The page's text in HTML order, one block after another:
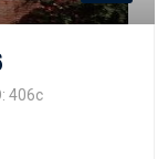
406c